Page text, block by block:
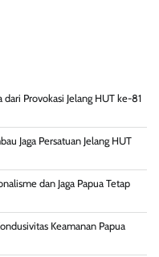
Provokasi Jelang HUT ke-81
Jaga Persatuan Jelang HUT
dan Jaga Papua Tetap
Keamanan Papua